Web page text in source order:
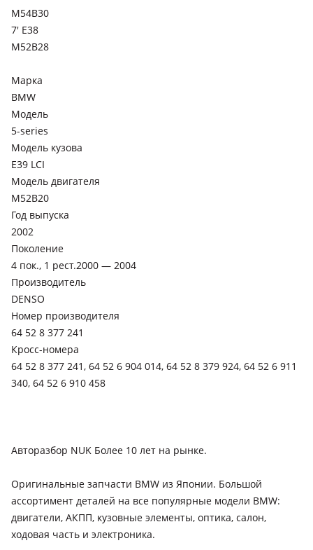
1998 - 2001 E38 рестайлинг, 1994 - 1998 E38
M54B30
7' E38
M52B28
Марка
BMW
Модель
5-series
Модель кузова
E39 LCI
Модель двигателя
M52B20
Год выпуска
2002
Поколение
4 пок., 1 рест.2000 — 2004
Производитель
DENSO
Номер производителя
64 52 8 377 241
Кросс-номера
64 52 8 377 241, 64 52 6 904 014, 64 52 8 379 924, 64 52 6 911
340, 64 52 6 910 458
Авторазбор NUK Более 10 лет на рынке.
Оригинальные запчасти BMW из Японии. Большой
ассортимент деталей на все популярные модели BMW:
двигатели, АКПП, кузовные элементы, оптика, салон,
ходовая часть и электроника.